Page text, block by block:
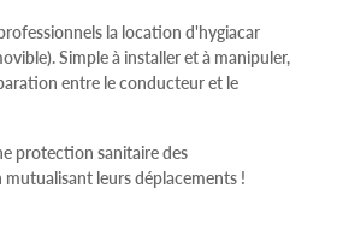
la location d'hygiacar
Simple à installer et à manipuler,
entre le conducteur et le
protection sanitaire des
leurs déplacements !